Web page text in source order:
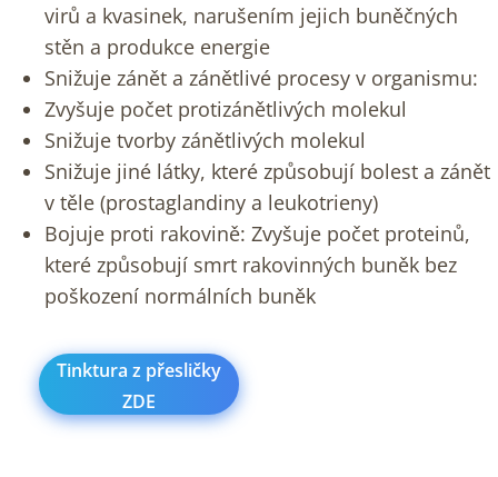
virů a kvasinek, narušením jejich buněčných
stěn a produkce energie
Snižuje zánět a zánětlivé procesy v organismu:
Zvyšuje počet protizánětlivých molekul
Snižuje tvorby zánětlivých molekul
Snižuje jiné látky, které způsobují bolest a zánět
v těle (prostaglandiny a leukotrieny)
Bojuje proti rakovině: Zvyšuje počet proteinů,
které způsobují smrt rakovinných buněk bez
poškození normálních buněk
Tinktura z přesličky
ZDE